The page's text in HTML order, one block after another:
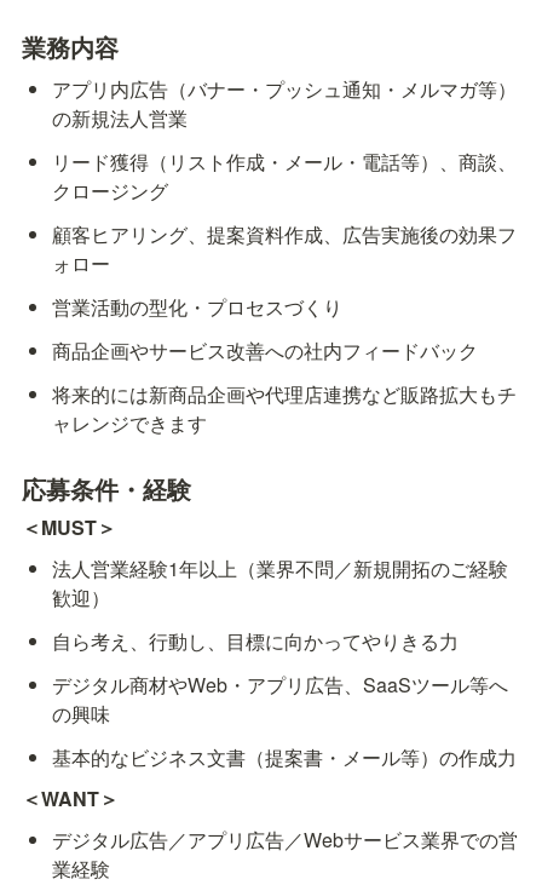
業務内容
アプリ内広告（バナー・プッシュ通知・メルマガ等）
の新規法人営業
リード獲得（リスト作成・メール・電話等）、商談、
クロージング
顧客ヒアリング、提案資料作成、広告実施後の効果フ
ォロー
営業活動の型化・プロセスづくり
商品企画やサービス改善への社内フィードバック
将来的には新商品企画や代理店連携など販路拡大もチ
ャレンジできます
応募条件・経験
＜MUST＞
法人営業経験1年以上（業界不問／新規開拓のご経験
歓迎）
自ら考え、行動し、目標に向かってやりきる力
デジタル商材やWeb・アプリ広告、SaaSツール等へ
の興味
基本的なビジネス文書（提案書・メール等）の作成力
＜WANT＞
デジタル広告／アプリ広告／Webサービス業界での営
業経験